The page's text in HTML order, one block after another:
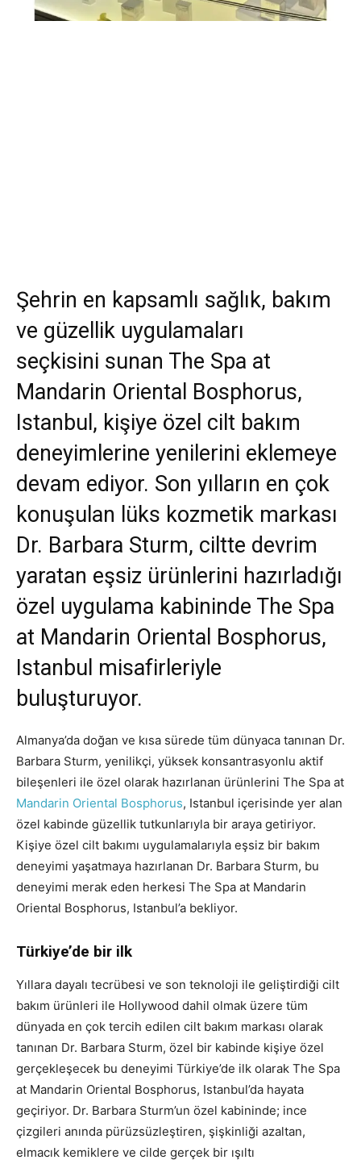
Şehrin en kapsamlı sağlık, bakım
ve güzellik uygulamaları
seçkisini sunan The Spa at
Mandarin Oriental Bosphorus,
Istanbul, kişiye özel cilt bakım
deneyimlerine yenilerini eklemeye
devam ediyor. Son yılların en çok
konuşulan lüks kozmetik markası
Dr. Barbara Sturm, ciltte devrim
yaratan eşsiz ürünlerini hazırladığı
özel uygulama kabininde The Spa
at Mandarin Oriental Bosphorus,
Istanbul misafirleriyle
buluşturuyor.
Almanya’da doğan ve kısa sürede tüm dünyaca tanınan Dr.
Barbara Sturm, yenilikçi, yüksek konsantrasyonlu aktif
bileşenleri ile özel olarak hazırlanan ürünlerini The Spa at
Mandarin Oriental Bosphorus, Istanbul içerisinde yer alan
özel kabinde güzellik tutkunlarıyla bir araya getiriyor.
Kişiye özel cilt bakımı uygulamalarıyla eşsiz bir bakım
deneyimi yaşatmaya hazırlanan Dr. Barbara Sturm, bu
deneyimi merak eden herkesi The Spa at Mandarin
Oriental Bosphorus, Istanbul’a bekliyor.
Türkiye’de bir ilk
Yıllara dayalı tecrübesi ve son teknoloji ile geliştirdiği cilt
bakım ürünleri ile Hollywood dahil olmak üzere tüm
dünyada en çok tercih edilen cilt bakım markası olarak
tanınan Dr. Barbara Sturm, özel bir kabinde kişiye özel
gerçekleşecek bu deneyimi Türkiye’de ilk olarak The Spa
at Mandarin Oriental Bosphorus, Istanbul’da hayata
geçiriyor. Dr. Barbara Sturm’un özel kabininde; ince
çizgileri anında pürüzsüzleştiren, şişkinliği azaltan,
elmacık kemiklere ve cilde gerçek bir ışıltı